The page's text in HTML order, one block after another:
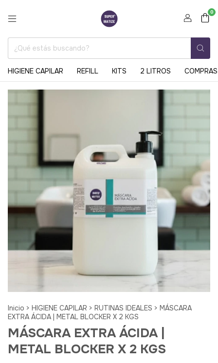
0
HIGIENE CAPILAR REFILL KITS 2 LITROS
Inicio > HIGIENE CAPILAR > RUTINAS IDEALES > MÁSCARA
EXTRA ÁCIDA | METAL BLOCKER X 2 KGS
MÁSCARA EXTRA ÁCIDA |
METAL BLOCKER X 2 KGS